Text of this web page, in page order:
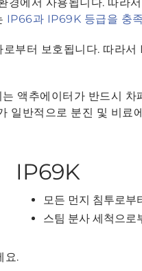
IP66과 IP69K 등급을 충
부터 보호됩니다. 따라
액추에이터가 반드시
일반적으로 분진 및 비료
IP69K
모든 먼지 침투로부
스팀 분사 세척으로
요.